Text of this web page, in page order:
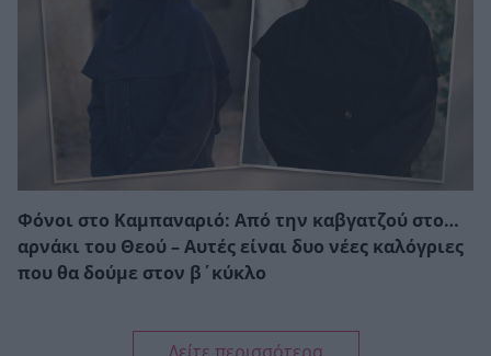
Φόνοι στο Καμπαναριό: Από την καβγατζού στο…
αρνάκι του Θεού – Αυτές είναι δυο νέες καλόγριες
που θα δούμε στον β΄κύκλο